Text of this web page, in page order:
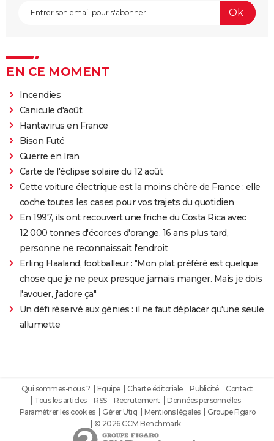
EN CE MOMENT
Incendies
Canicule d'août
Hantavirus en France
Bison Futé
Guerre en Iran
Carte de l'éclipse solaire du 12 août
Cette voiture électrique est la moins chère de France : elle
coche toutes les cases pour vos trajets du quotidien
En 1997, ils ont recouvert une friche du Costa Rica avec
12 000 tonnes d'écorces d'orange. 16 ans plus tard,
personne ne reconnaissait l'endroit
Erling Haaland, footballeur : "Mon plat préféré est quelque
chose que je ne peux presque jamais manger. Mais je dois
l'avouer, j'adore ça"
Un défi réservé aux génies : il ne faut déplacer qu'une seule
allumette
Qui sommes-nous ? Equipe Charte éditoriale Publicité
Contact
Tous les articles
RSS Recrutement
Données personnelles
Paramétrer les cookies
Gérer Utiq Mentions légales
Groupe Figaro
© 2026 CCM Benchmark